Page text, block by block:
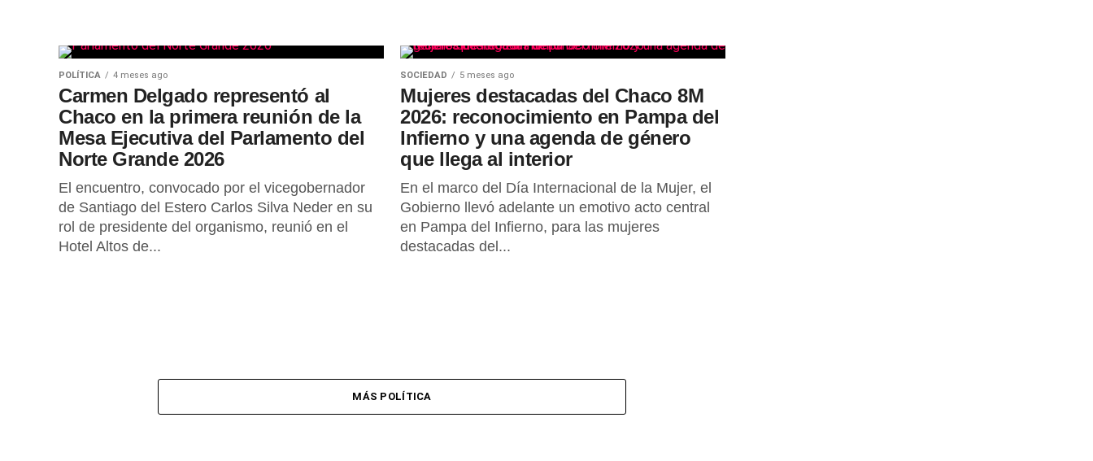
POLÍTICA 4 meses ago
Carmen Delgado representó al
Chaco en la primera reunión de la
Mesa Ejecutiva del Parlamento del
Norte Grande 2026
El encuentro, convocado por el vicegobernador
de Santiago del Estero Carlos Silva Neder en su
rol de presidente del organismo, reunió en el
Hotel Altos de...
SOCIEDAD 5 meses ago
Mujeres destacadas del Chaco 8M
2026: reconocimiento en Pampa del
Infierno y una agenda de género
que llega al interior
En el marco del Día Internacional de la Mujer, el
Gobierno llevó adelante un emotivo acto central
en Pampa del Infierno, para las mujeres
destacadas del...
MÁS POLÍTICA